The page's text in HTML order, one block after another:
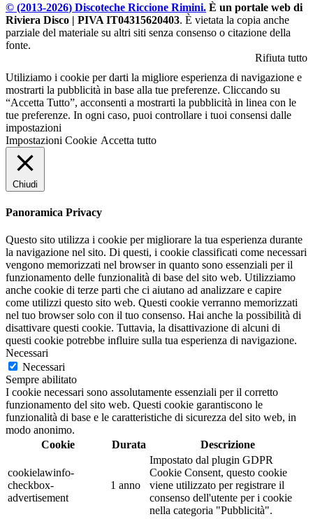
© (2013-2026) Discoteche Riccione Rimini. È un portale web di
Riviera Disco | PIVA IT04315620403. È vietata la copia anche
parziale del materiale su altri siti senza consenso o citazione della
fonte.
Rifiuta tutto
Utiliziamo i cookie per darti la migliore esperienza di navigazione e
mostrarti la pubblicità in base alla tue preferenze. Cliccando su
“Accetta Tutto”, acconsenti a mostrarti la pubblicità in linea con le
tue preferenze. In ogni caso, puoi controllare i tuoi consensi dalle
impostazioni
Impostazioni Cookie Accetta tutto
Chiudi
Panoramica Privacy
Questo sito utilizza i cookie per migliorare la tua esperienza durante
la navigazione nel sito. Di questi, i cookie classificati come necessari
vengono memorizzati nel browser in quanto sono essenziali per il
funzionamento delle funzionalità di base del sito web. Utilizziamo
anche cookie di terze parti che ci aiutano ad analizzare e capire
come utilizzi questo sito web. Questi cookie verranno memorizzati
nel tuo browser solo con il tuo consenso. Hai anche la possibilità di
disattivare questi cookie. Tuttavia, la disattivazione di alcuni di
questi cookie potrebbe influire sulla tua esperienza di navigazione.
Necessari
Necessari
Sempre abilitato
I cookie necessari sono assolutamente essenziali per il corretto
funzionamento del sito web. Questi cookie garantiscono le
funzionalità di base e le caratteristiche di sicurezza del sito web, in
modo anonimo.
Cookie
Durata Descrizione
cookielawinfo-
checkbox-
advertisement
1 anno
Impostato dal plugin GDPR
Cookie Consent, questo cookie
viene utilizzato per registrare il
consenso dell'utente per i cookie
nella categoria "Pubblicità".